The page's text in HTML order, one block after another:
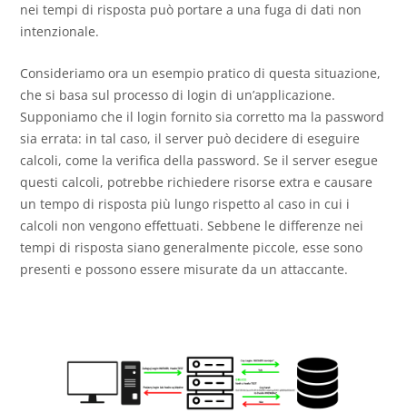
nei tempi di risposta può portare a una fuga di dati non
intenzionale.
Consideriamo ora un esempio pratico di questa situazione,
che si basa sul processo di login di un’applicazione.
Supponiamo che il login fornito sia corretto ma la password
sia errata: in tal caso, il server può decidere di eseguire
calcoli, come la verifica della password. Se il server esegue
questi calcoli, potrebbe richiedere risorse extra e causare
un tempo di risposta più lungo rispetto al caso in cui i
calcoli non vengono effettuati. Sebbene le differenze nei
tempi di risposta siano generalmente piccole, esse sono
presenti e possono essere misurate da un attaccante.